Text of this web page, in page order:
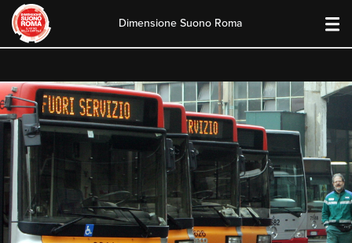
content
Dimensione Suono Roma